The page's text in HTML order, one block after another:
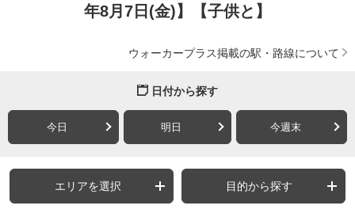
年8月7日(金)】【子供と】
ウォーカープラス掲載の駅・路線について
日付から探す
今日 明日 今週末
エリアを選択 目的から探す